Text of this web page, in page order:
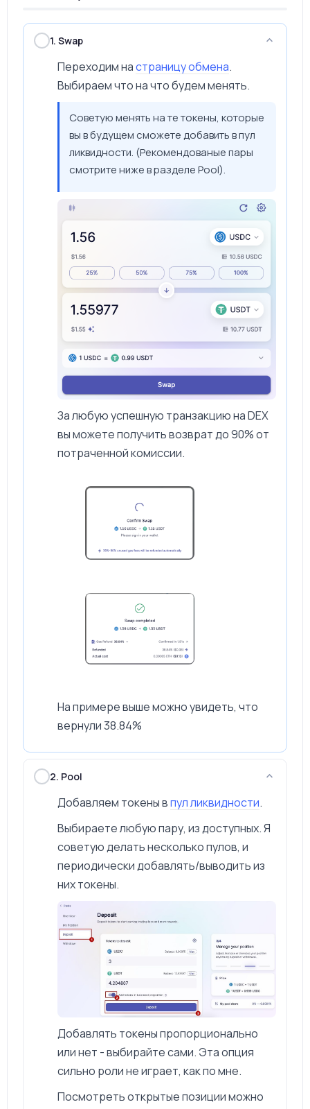
1. Swap
Переходим настраницу обмена.
Выбираем что на что будем менять.
Советую менять на те токены, которые
вы в будущем сможете добавить в пул
ликвидности. (Рекомендованые пары
смотрите ниже в разделе Pool).
За любую успешную транзакцию на DEX
вы можете получить возврат до 90% от
потраченной комиссии.
На примере выше можно увидеть, что
вернули 38.84%
2. Pool
Добавляем токены впул ликвидности.
Выбираете любую пару, из доступных. Я
советую делать несколько пулов, и
периодически добавлять/выводить из
них токены.
Добавлять токены пропорционально
или нет - выбирайте сами. Эта опция
сильно роли не играет, как по мне.
Посмотреть открытые позиции можно